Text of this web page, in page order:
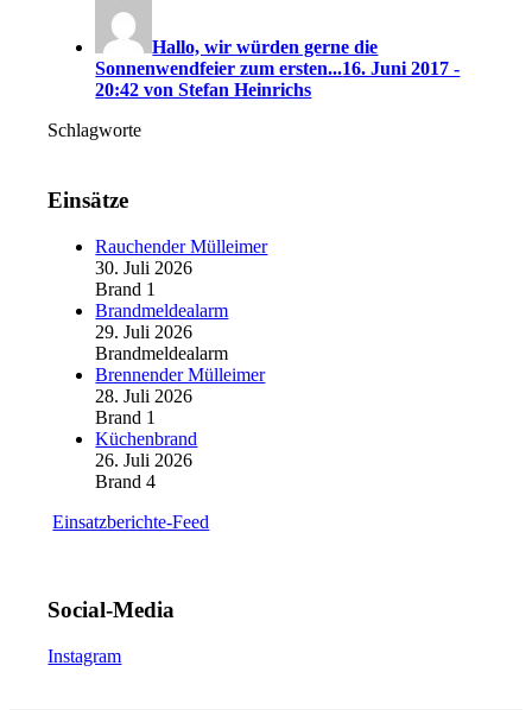
Hallo, wir würden gerne die
Sonnenwendfeier zum ersten...16. Juni 2017 -
20:42 von Stefan Heinrichs
Schlagworte
Einsätze
Rauchender Mülleimer
30. Juli 2026
Brand 1
Brandmeldealarm
29. Juli 2026
Brandmeldealarm
Brennender Mülleimer
28. Juli 2026
Brand 1
Küchenbrand
26. Juli 2026
Brand 4
Einsatzberichte-Feed
Social-Media
Instagram